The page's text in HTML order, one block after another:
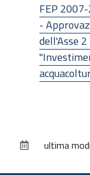
FEP
-
dell'Asse
documento
ultima